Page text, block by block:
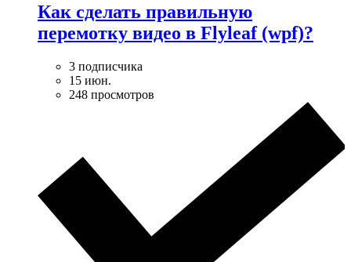
Как сделать правильную
перемотку видео в Flyleaf (wpf)?
3 подписчика
15 июн.
248 просмотров